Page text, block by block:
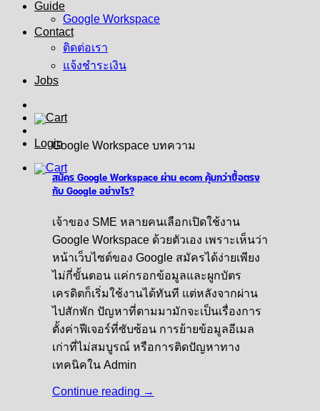
Guide
Google Workspace
Contact
ติดต่อเรา
แจ้งชำระเงิน
Jobs
LoginGoogle Workspace บทความ
สมัคร Google Workspace ผ่าน ecom คุ้มกว่าซื้อตรง
กับ Google อย่างไร?
เจ้าของ SME หลายคนเลือกเปิดใช้งาน
Google Workspace ด้วยตัวเอง เพราะเห็นว่า
หน้าเว็บไซต์ของ Google สมัครได้ง่ายเพียง
ไม่กี่ขั้นตอน แค่กรอกข้อมูลและผูกบัตร
เครดิตก็เริ่มใช้งานได้ทันที แต่หลังจากผ่าน
ไปสักพัก ปัญหาที่ตามมามักจะเป็นเรื่องการ
ตั้งค่าฟีเจอร์ที่ซับซ้อน การย้ายข้อมูลอีเมล
เก่าที่ไม่สมบูรณ์ หรือการติดปัญหาทาง
เทคนิคใน Admin
Continue reading →